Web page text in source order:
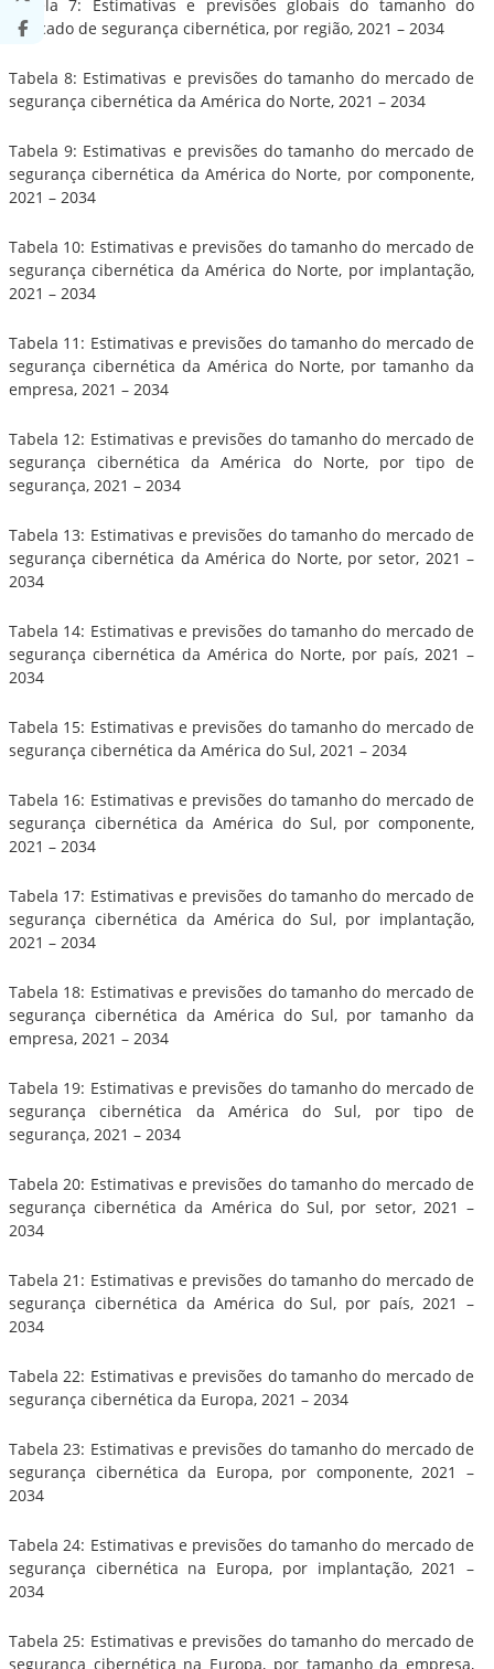
Tabela 7: Estimativas e previsões globais do tamanho do
mercado de segurança cibernética, por região, 2021 – 2034
Tabela 8: Estimativas e previsões do tamanho do mercado de
segurança cibernética da América do Norte, 2021 – 2034
Tabela 9: Estimativas e previsões do tamanho do mercado de
segurança cibernética da América do Norte, por componente,
2021 – 2034
Tabela 10: Estimativas e previsões do tamanho do mercado de
segurança cibernética da América do Norte, por implantação,
2021 – 2034
Tabela 11: Estimativas e previsões do tamanho do mercado de
segurança cibernética da América do Norte, por tamanho da
empresa, 2021 – 2034
Tabela 12: Estimativas e previsões do tamanho do mercado de
segurança cibernética da América do Norte, por tipo de
segurança, 2021 – 2034
Tabela 13: Estimativas e previsões do tamanho do mercado de
segurança cibernética da América do Norte, por setor, 2021 –
2034
Tabela 14: Estimativas e previsões do tamanho do mercado de
segurança cibernética da América do Norte, por país, 2021 –
2034
Tabela 15: Estimativas e previsões do tamanho do mercado de
segurança cibernética da América do Sul, 2021 – 2034
Tabela 16: Estimativas e previsões do tamanho do mercado de
segurança cibernética da América do Sul, por componente,
2021 – 2034
Tabela 17: Estimativas e previsões do tamanho do mercado de
segurança cibernética da América do Sul, por implantação,
2021 – 2034
Tabela 18: Estimativas e previsões do tamanho do mercado de
segurança cibernética da América do Sul, por tamanho da
empresa, 2021 – 2034
Tabela 19: Estimativas e previsões do tamanho do mercado de
segurança cibernética da América do Sul, por tipo de
segurança, 2021 – 2034
Tabela 20: Estimativas e previsões do tamanho do mercado de
segurança cibernética da América do Sul, por setor, 2021 –
2034
Tabela 21: Estimativas e previsões do tamanho do mercado de
segurança cibernética da América do Sul, por país, 2021 –
2034
Tabela 22: Estimativas e previsões do tamanho do mercado de
segurança cibernética da Europa, 2021 – 2034
Tabela 23: Estimativas e previsões do tamanho do mercado de
segurança cibernética da Europa, por componente, 2021 –
2034
Tabela 24: Estimativas e previsões do tamanho do mercado de
segurança cibernética na Europa, por implantação, 2021 –
2034
Tabela 25: Estimativas e previsões do tamanho do mercado de
segurança cibernética na Europa, por tamanho da empresa,